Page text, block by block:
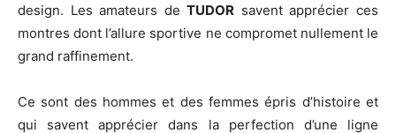
design. Les amateurs deTUDOR savent apprécier ces
montres dont l’allure sportive ne compromet nullement le
grand raffinement.
Ce sont des hommes et des femmes épris d’histoire et
qui savent apprécier dans la perfection d’une ligne